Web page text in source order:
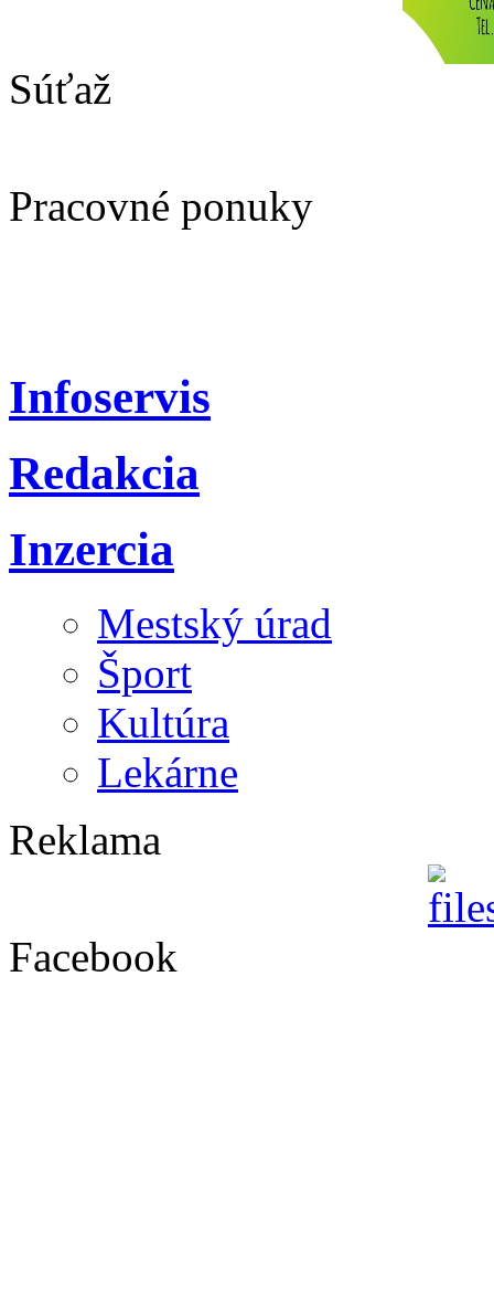
Súťaž
Pracovné ponuky
Infoservis
Redakcia
Inzercia
Mestský úrad
Šport
Kultúra
Lekárne
Reklama
Facebook